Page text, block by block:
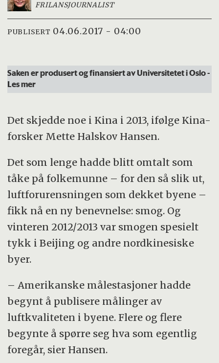
FRILANSJOURNALIST
PUBLISERT 04.06.2017 - 04:00
Saken er produsert og finansiert av Universitetet i Oslo-
Les mer
Det skjedde noe i Kina i 2013, ifølge Kina-
forsker Mette Halskov Hansen.
Det som lenge hadde blitt omtalt som
tåke på folkemunne – for den så slik ut,
luftforurensningen som dekket byene –
fikk nå en ny benevnelse: smog. Og
vinteren 2012/2013 var smogen spesielt
tykk i Beijing og andre nordkinesiske
byer.
– Amerikanske målestasjoner hadde
begynt å publisere målinger av
luftkvaliteten i byene. Flere og flere
begynte å spørre seg hva som egentlig
foregår, sier Hansen.